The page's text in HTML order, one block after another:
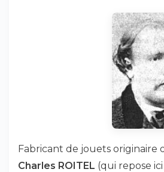
Fabricant de jouets originaire
Charles ROITEL (qui repose